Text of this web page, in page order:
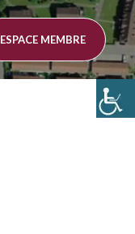
ESPACE MEMBRE